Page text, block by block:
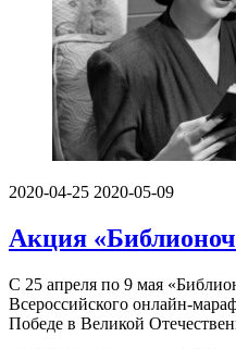
2020-04-25 2020-05-09
Акция
С 25 апреля по 9 мая
Всероссийского онлайн-
Победе в Великой